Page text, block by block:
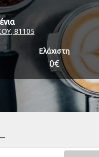
81105
Ελάχιστη
0€